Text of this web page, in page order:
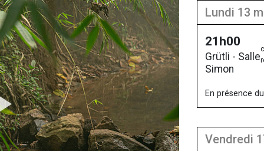
lundi 13
21h00
Grütli - Salle
Simon
En présence
vendredi